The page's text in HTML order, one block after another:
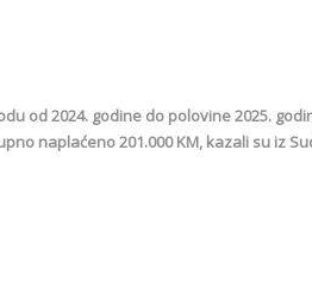
od 2024. godine do polovine 2025.
naplaćeno 201.000 KM, kazali su iz